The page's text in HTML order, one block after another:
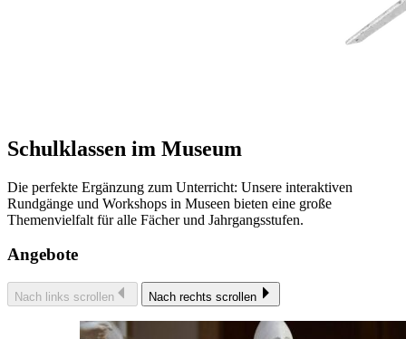
Schulklassen im Museum
Die perfekte Ergänzung zum Unterricht: Unsere interaktiven
Rundgänge und Workshops in Museen bieten eine große
Themenvielfalt für alle Fächer und Jahrgangsstufen.
Angebote
Nach links scrollen Nach rechts scrollen